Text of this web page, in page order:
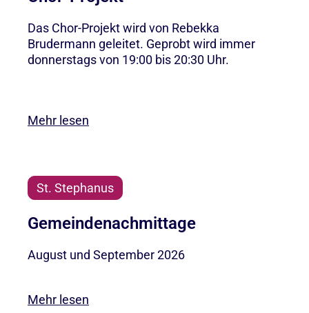
Das Chor-Projekt wird von Rebekka
Brudermann geleitet. Geprobt wird immer
donnerstags von 19:00 bis 20:30 Uhr.
Mehr lesen
St. Stephanus
Gemeindenachmittage
August und September 2026
Mehr lesen